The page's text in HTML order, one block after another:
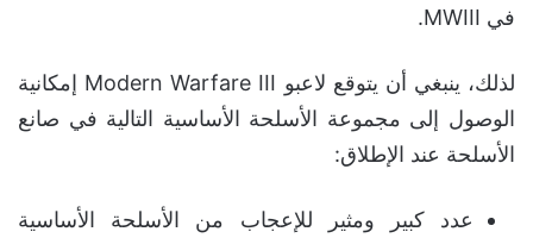
في MWIII.
لذلك، ينبغي أن يتوقع لاعبو Modern Warfare III إمكانية
الوصول إلى مجموعة الأسلحة الأساسية التالية في صانع
الأسلحة عند الإطلاق:
عدد كبير ومثير للإعجاب من الأسلحة الأساسية